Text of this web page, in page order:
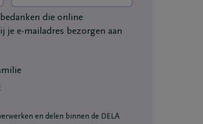
die online
je e-mailadres bezorgen aan
en delen binnen de DELA